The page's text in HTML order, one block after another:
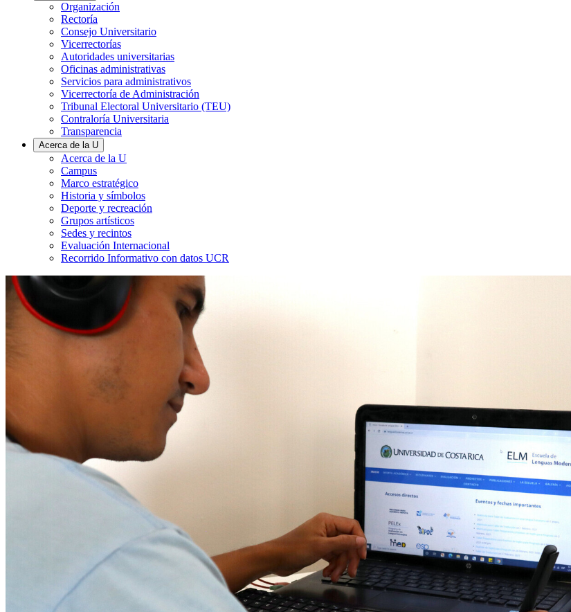
Organización
Rectoría
Consejo Universitario
Vicerrectorías
Autoridades universitarias
Oficinas administrativas
Servicios para administrativos
Vicerrectoría de Administración
Tribunal Electoral Universitario (TEU)
Contraloría Universitaria
Transparencia
Acerca de la U
Acerca de la U
Campus
Marco estratégico
Historia y símbolos
Deporte y recreación
Grupos artísticos
Sedes y recintos
Evaluación Internacional
Recorrido Informativo con datos UCR